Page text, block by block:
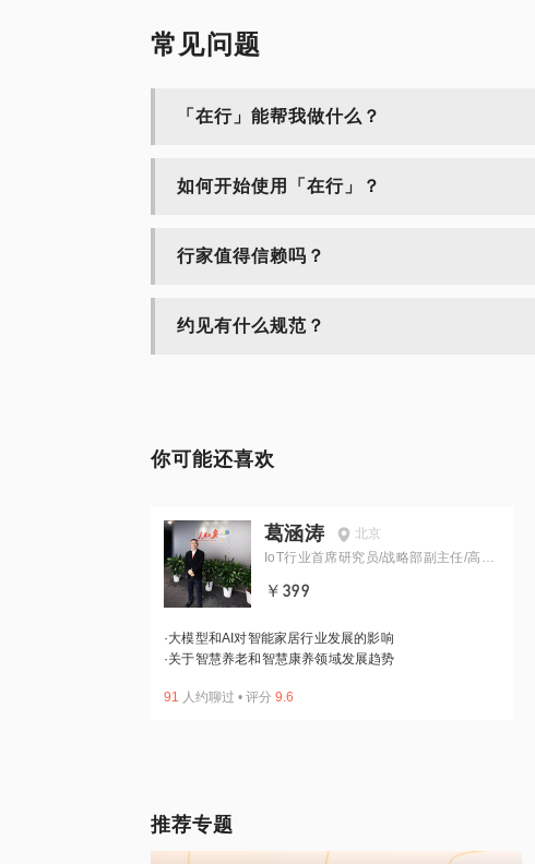
常见问题
「在行」能帮我做什么？
如何开始使用「在行」？
行家值得信赖吗？
约见有什么规范？
你可能还喜欢
葛涵涛
北京
IoT行业首席研究员/战略部副主任/高级
￥399
·大模型和AI对智能家居行业发展的影响
·关于智慧养老和智慧康养领域发展趋势
91 人约聊过 • 评分 9.6
推荐专题